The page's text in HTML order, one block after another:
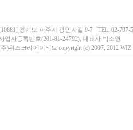
[10881] 경기도 파주시 광인사길 9-7 TEL: 02-797-
업자등록번호(201-81-24792), 대표자 박소연
)위즈크리에이티브 copyright (c) 2007, 2012 WIZ